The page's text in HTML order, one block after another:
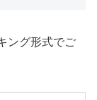
ング形式でご